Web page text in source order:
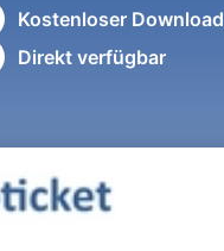
Kostenloser Download
Direkt verfügbar